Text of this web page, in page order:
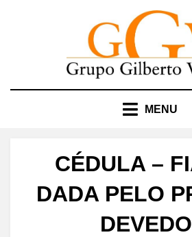
MENU
CÉDULA –
DADA PELO